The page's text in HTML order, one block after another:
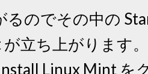
のでその中の
立ち上がります
Linux Mint を